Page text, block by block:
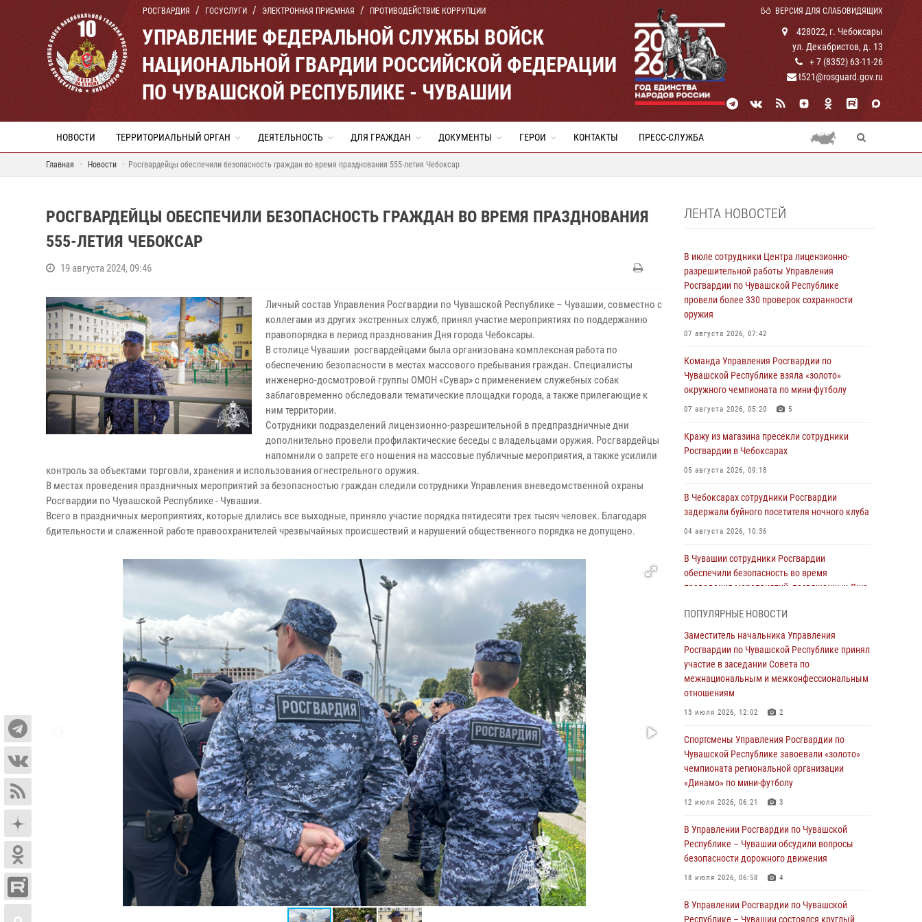
РОСГВАРДИЯ ГОСУСЛУГИ ЭЛЕКТРОННАЯ ПРИЕМНАЯ ПРОТИВОДЕЙСТВИЕ КОРРУПЦИИ ВЕРСИЯ ДЛЯ СЛАБОВИДЯЩИХ
УПРАВЛЕНИЕ ФЕДЕРАЛЬНОЙ СЛУЖБЫ ВОЙСК
НАЦИОНАЛЬНОЙ ГВАРДИИ РОССИЙСКОЙ ФЕДЕРАЦИИ
ПО ЧУВАШСКОЙ РЕСПУБЛИКЕ - ЧУВАШИИ
428022, г. Чебоксары
ул. Декабристов, д. 13
+ 7 (8352) 63-11-26
t521@rosguard.gov.ru
НОВОСТИ ТЕРРИТОРИАЛЬНЫЙ ОРГАН ДЕЯТЕЛЬНОСТЬ ДЛЯ ГРАЖДАН ДОКУМЕНТЫ ГЕРОИ КОНТАКТЫ ПРЕСС-СЛУЖБА
Главная Новости Росгвардейцы обеспечили безопасность граждан во время празднования 555-летия Чебоксар
РОСГВАРДЕЙЦЫ ОБЕСПЕЧИЛИ БЕЗОПАСНОСТЬ ГРАЖДАН ВО ВРЕМЯ ПРАЗДНОВАНИЯ
555-ЛЕТИЯ ЧЕБОКСАР
19 августа 2024, 09:46
Личный состав Управления Росгвардии по Чувашской Республике – Чувашии, совместно с
коллегами из других экстренных служб, принял участие мероприятиях по поддержанию
правопорядка в период празднования Дня города Чебоксары.
В столице Чувашии росгвардейцами была организована комплексная работа по
обеспечению безопасности в местах массового пребывания граждан. Специалисты
инженерно-досмотровой группы ОМОН «Сувар» с применением служебных собак
заблаговременно обследовали тематические площадки города, а также прилегающие к
ним территории.
Сотрудники подразделений лицензионно-разрешительной в предпраздничные дни
дополнительно провели профилактические беседы с владельцами оружия. Росгвардейцы
напомнили о запрете его ношения на массовые публичные мероприятия, а также усилили
контроль за объектами торговли, хранения и использования огнестрельного оружия.
В местах проведения праздничных мероприятий за безопасностью граждан следили сотрудники Управления вневедомственной охраны
Росгвардии по Чувашской Республике - Чувашии.
Всего в праздничных мероприятиях, которые длились все выходные, приняло участие порядка пятидесяти трех тысяч человек. Благодаря
бдительности и слаженной работе правоохранителей чрезвычайных происшествий и нарушений общественного порядка не допущено.
ЛЕНТА НОВОСТЕЙ
В июле сотрудники Центра лицензионно-
разрешительной работы Управления
Росгвардии по Чувашской Республике
провели более 330 проверок сохранности
оружия
07 августа 2026, 07:42
Команда Управления Росгвардии по
Чувашской Республике взяла «золото»
окружного чемпионата по мини-футболу
07 августа 2026, 05:20 5
Кражу из магазина пресекли сотрудники
Росгвардии в Чебоксарах
05 августа 2026, 09:18
В Чебоксарах сотрудники Росгвардии
задержали буйного посетителя ночного клуба
04 августа 2026, 10:36
В Чувашии сотрудники Росгвардии
обеспечили безопасность во время
проведения мероприятий, посвященных Дню
В июле сотрудники вневедомственной
охраны Росгвардии задержали более 200
граждан, подозреваемых в совершении
правонарушений
03 августа 2026, 08:20
В Росгвардии вспоминают российских
воинов, погибших в Первой мировой войне
1914-1918 годов
01 августа 2026, 07:19
подозреваемого в причинении тяжкого вреда
здоровью
01 августа 2026, 06:12
национальной гвардии Российской
Федерации
ПОПУЛЯРНЫЕ НОВОСТИ
Заместитель начальника Управления
Росгвардии по Чувашской Республике принял
участие в заседании Совета по
межнациональным и межконфессиональным
отношениям
13 июля 2026, 12:02 2
Спортсмены Управления Росгвардии по
Чувашской Республике завоевали «золото»
чемпионата региональной организации
«Динамо» по мини-футболу
12 июля 2026, 06:21 3
В Управлении Росгвардии по Чувашской
Республике – Чувашии обсудили вопросы
безопасности дорожного движения
18 июля 2026, 06:58 4
В Управлении Росгвардии по Чувашской
Республике – Чувашии состоялся круглый